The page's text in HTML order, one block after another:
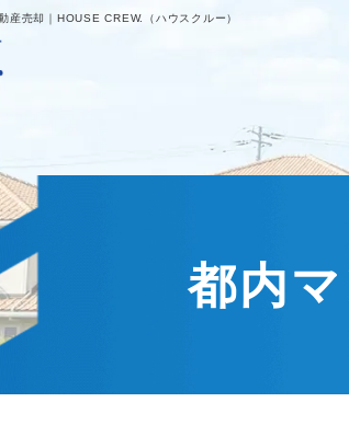
産売却｜HOUSE CREW.（ハウスクルー）
都内